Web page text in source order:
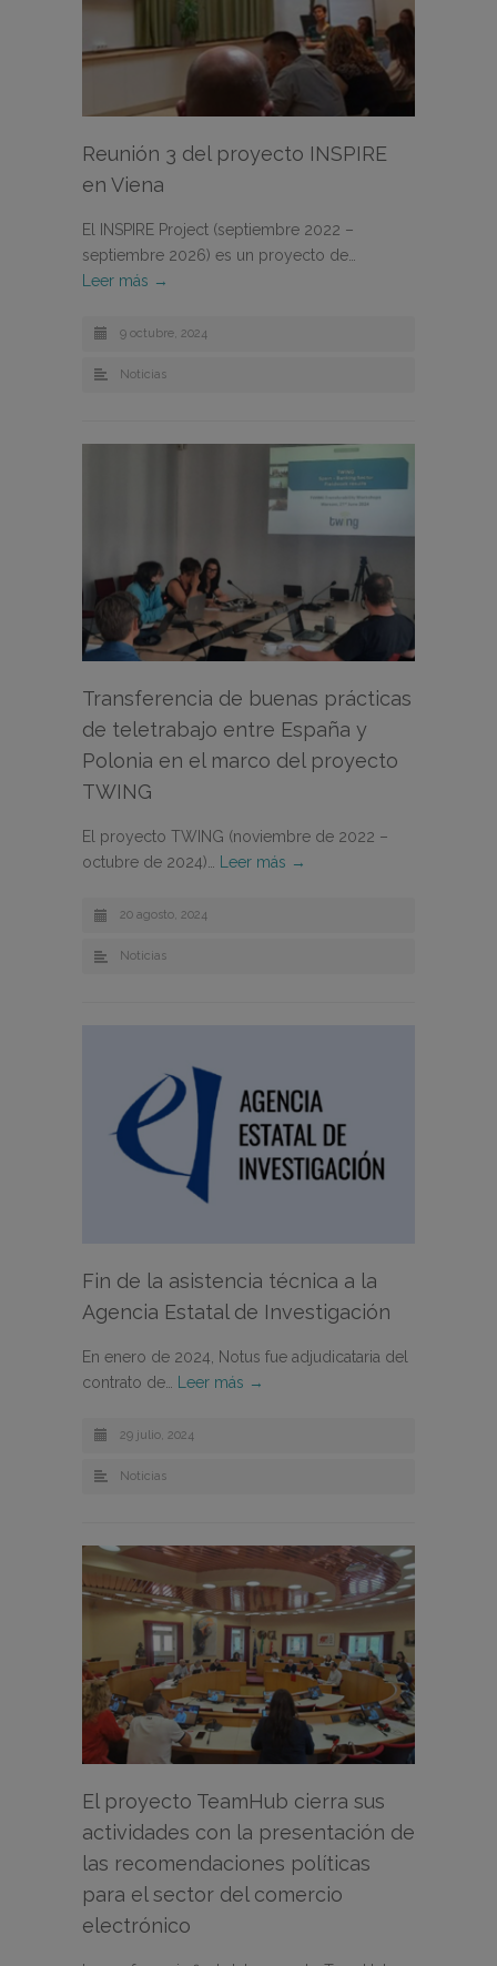
Reunión 3 del proyecto INSPIRE
en Viena
El INSPIRE Project (septiembre 2022 –
septiembre 2026) es un proyecto de…
Leer más →
9 octubre, 2024
Noticias
Transferencia de buenas prácticas
de teletrabajo entre España y
Polonia en el marco del proyecto
TWING
El proyecto TWING (noviembre de 2022 –
octubre de 2024)… Leer más →
20 agosto, 2024
Noticias
Fin de la asistencia técnica a la
Agencia Estatal de Investigación
En enero de 2024, Notus fue adjudicataria del
contrato de… Leer más →
29 julio, 2024
Noticias
El proyecto TeamHub cierra sus
actividades con la presentación de
las recomendaciones políticas
para el sector del comercio
electrónico